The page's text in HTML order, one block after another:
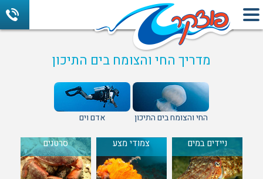
מדריך החי והצומח בים התיכון
החי והצומח בים התיכון אדם וים
ניידים במים צמודי מצע סרטנים